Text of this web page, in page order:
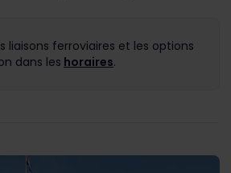
liaisons ferroviaires et les options
dans les horaires.